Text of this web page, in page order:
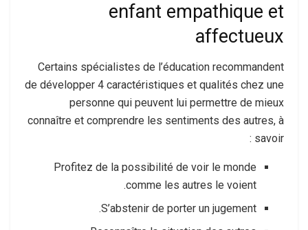
enfant empathique et
affectueux
Certains spécialistes de l’éducation recommandent
de développer 4 caractéristiques et qualités chez une
personne qui peuvent lui permettre de mieux
connaître et comprendre les sentiments des autres, à
savoir :
Profitez de la possibilité de voir le monde
comme les autres le voient.
S’abstenir de porter un jugement.